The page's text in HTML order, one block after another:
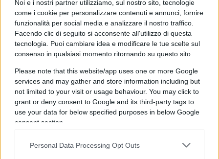
Noi e i nostri partner utilizziamo, sul nostro sito, tecnologie
come i cookie per personalizzare contenuti e annunci, fornire
funzionalità per social media e analizzare il nostro traffico.
Facendo clic di seguito si acconsente all'utilizzo di questa
tecnologia. Puoi cambiare idea e modificare le tue scelte sul
consenso in qualsiasi momento ritornando su questo sito
Please note that this website/app uses one or more Google
services and may gather and store information including but
not limited to your visit or usage behaviour. You may click to
grant or deny consent to Google and its third-party tags to
use your data for below specified purposes in below Google
consent section.
Personal Data Processing Opt Outs
Batosta sulla assicurazione auto.
Ecco quanti cambieranno la classe
di merito
di
Redazione
5 Gennaio 2024, 10:31
6.8k
SOS assicurazioni auto, è arrivata la